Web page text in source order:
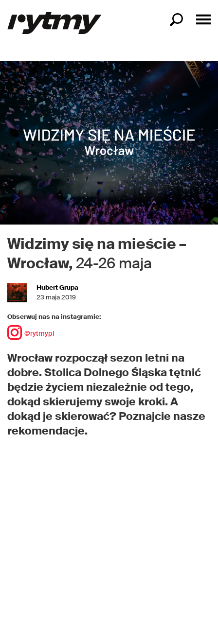
Widzimy się na mieście –
Wrocław, 24-26 maja
Hubert Grupa
23 maja 2019
Obserwuj nas na instagramie:
@rytmypl
Wrocław rozpoczął sezon letni na
dobre. Stolica Dolnego Śląska tętnić
będzie życiem niezależnie od tego,
dokąd skierujemy swoje kroki. A
dokąd je skierować? Poznajcie nasze
rekomendacje.